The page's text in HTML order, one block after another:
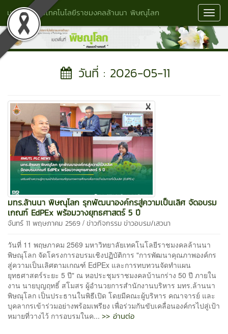
มหาวิทยาลัยเทคโนโลยีราชมงคลล้านนา พิษณุโลก
วันที่ : 2026-05-11
มทร.ล้านนา พิษณุโลก รุกพัฒนาองค์กรสู่ความเป็นเลิศ จัดอบรม
เกณฑ์ EdPEx พร้อมวางยุทธศาสตร์ 5 ปี
จันทร์ 11 พฤษภาคม 2569 / ข่าวกิจกรรมข่าวอบรม/เสวนา
วันที่ 11 พฤษภาคม 2569 มหาวิทยาลัยเทคโนโลยีราชมงคลล้านนา
พิษณุโลก จัดโครงการอบรมเชิงปฏิบัติการ "การพัฒนาคุณภาพองค์กร
สู่ความเป็นเลิศตามเกณฑ์ EdPEx และการทบทวนจัดทำแผน
ยุทธศาสตร์ระยะ 5 ปี" ณ หอประชุมราชมงคลบ้านกร่าง 50 ปี ภายใน
งาน นายบุญฤทธิ์ สโมสร ผู้อำนวยการสำนักงานบริหาร มทร.ล้านนา
พิษณุโลก เป็นประธานในพิธีเปิด โดยมีคณะผู้บริหาร คณาจารย์ และ
บุคลากรเข้าร่วมอย่างพร้อมเพรียง เพื่อร่วมกันขับเคลื่อนองค์กรไปสู่เป้า
หมายที่วางไว้ การอบรมในค... >> อ่านต่อ